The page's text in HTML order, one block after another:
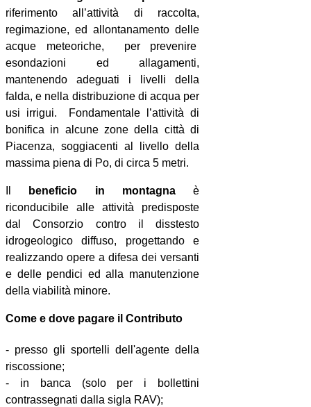
riferimento all’attività di raccolta,
regimazione, ed allontanamento delle
acque meteoriche, per prevenire
esondazioni ed allagamenti,
mantenendo adeguati i livelli della
falda, e nella distribuzione di acqua per
usi irrigui. Fondamentale l’attività di
bonifica in alcune zone della città di
Piacenza, soggiacenti al livello della
massima piena di Po, di circa 5 metri.
beneficio in montagnaè
riconducibile alle attività predisposte
dal Consorzio contro il disstesto
idrogeologico diffuso, progettando e
realizzando opere a difesa dei versanti
e delle pendici ed alla manutenzione
della viabilità minore.
Come e dove pagare il Contributo
- presso gli sportelli dell'agente della
riscossione;
- in banca (solo per i bollettini
contrassegnati dalla sigla RAV);